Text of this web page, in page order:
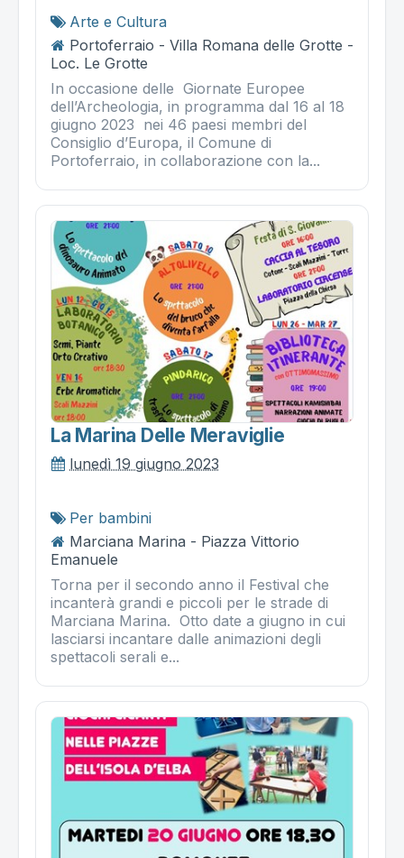
Arte e Cultura
Portoferraio - Villa Romana delle Grotte -
Loc. Le Grotte
In occasione delle Giornate Europee
dell’Archeologia, in programma dal 16 al 18
giugno 2023 nei 46 paesi membri del
Consiglio d’Europa, il Comune di
Portoferraio, in collaborazione con la...
La Marina Delle Meraviglie
lunedì 19 giugno 2023
Per bambini
Marciana Marina - Piazza Vittorio
Emanuele
Torna per il secondo anno il Festival che
incanterà grandi e piccoli per le strade di
Marciana Marina. Otto date a giugno in cui
lasciarsi incantare dalle animazioni degli
spettacoli serali e...